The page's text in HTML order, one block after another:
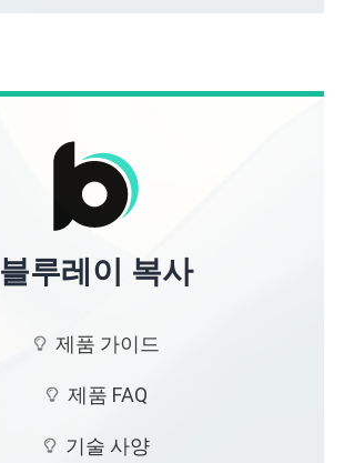
블루레이 복사
제품 가이드
제품 FAQ
기술 사양